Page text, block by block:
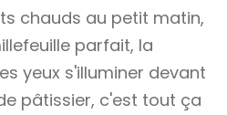
chauds au petit matin,
parfait, la
yeux s'illuminer devant
pâtissier, c'est tout ça